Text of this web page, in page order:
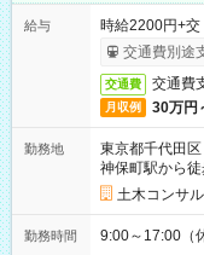
給与
時給2200円+
交通費別途
交通費 交通費
月収例 30万円
勤務地
東京都千代田区
神保町駅から
土木コンサ
勤務時間 9:00～17:00（